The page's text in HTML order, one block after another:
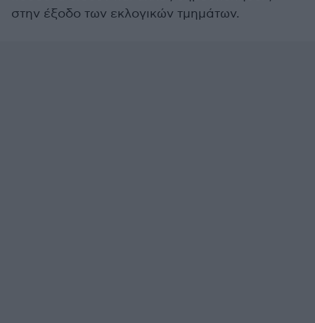
στην έξοδο των εκλογικών τμημάτων.